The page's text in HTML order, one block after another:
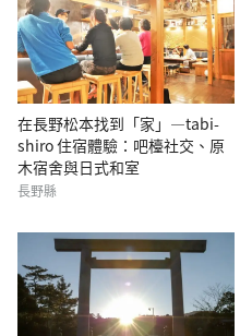
在長野松本找到「家」—tabi-
shiro 住宿體驗：吧檯社交、原
木宿舍與日式和室
長野縣